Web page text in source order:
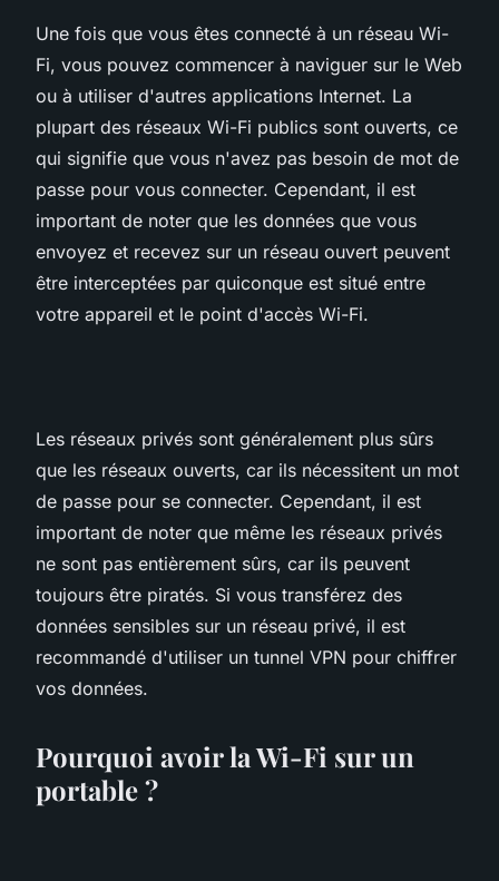
Une fois que vous êtes connecté à un réseau Wi-
Fi, vous pouvez commencer à naviguer sur le Web
ou à utiliser d'autres applications Internet. La
plupart des réseaux Wi-Fi publics sont ouverts, ce
qui signifie que vous n'avez pas besoin de mot de
passe pour vous connecter. Cependant, il est
important de noter que les données que vous
envoyez et recevez sur un réseau ouvert peuvent
être interceptées par quiconque est situé entre
votre appareil et le point d'accès Wi-Fi.
Les réseaux privés sont généralement plus sûrs
que les réseaux ouverts, car ils nécessitent un mot
de passe pour se connecter. Cependant, il est
important de noter que même les réseaux privés
ne sont pas entièrement sûrs, car ils peuvent
toujours être piratés. Si vous transférez des
données sensibles sur un réseau privé, il est
recommandé d'utiliser un tunnel VPN pour chiffrer
vos données.
Pourquoi avoir la Wi-Fi sur un
portable ?